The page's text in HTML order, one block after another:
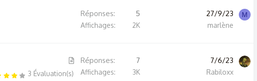
Réponses 5
Affichages 2K
27/9/23
marlène
M
A
43 Évaluation(s)
Réponses 7
Affichages 3K
7/6/23
Rabiloxx